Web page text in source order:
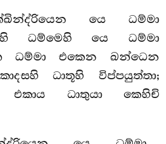
යෙ ධම්මා
ධම්මෙහි යෙ ධම්මා
ධම්මා එකෙන ඛන්ධෙන
ධාතූහි විප්පයුත්තා;
එකාය ධාතුයා කෙහිචි